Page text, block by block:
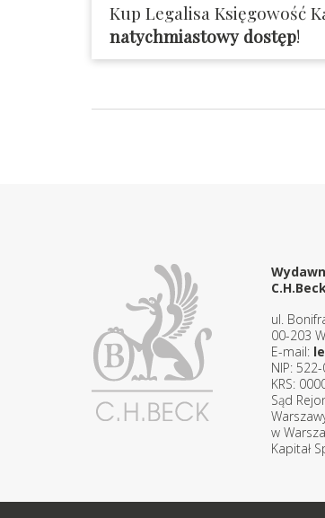
Kup Legalisa Księgowość
natychmiastowy dostęp!
ul.
00-203
E-mail:
NIP:
KRS:
Sąd
w
Kapitał